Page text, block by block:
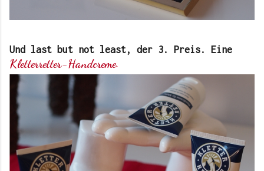
Und last but not least, der 3. Preis. Eine
Kletterretter-Handcreme.